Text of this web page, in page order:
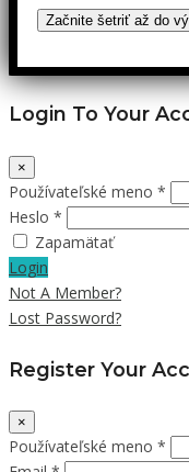
Začnite šetriť až do
Login To Your
×
Používateľské meno *
Heslo *
Zapamätať
Login
Not A Member?
Lost Password?
Register Your
×
Používateľské meno *